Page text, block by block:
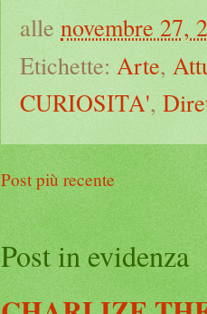
alle novembre 27,
Etichette: Arte,
CURIOSITA',
Post più recente
Post in evidenza